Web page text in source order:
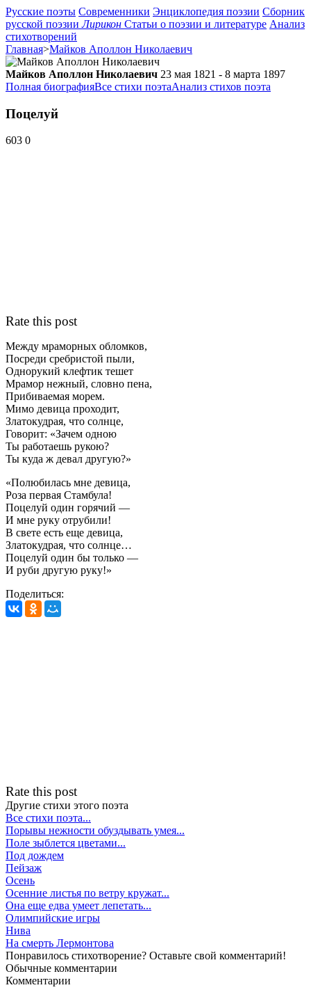
Русские поэты Современники Энциклопедия поэзии Сборник
русской поэзии Лирикон Статьи о поэзии и литературе Анализ
стихотворений
Главная>Майков Аполлон Николаевич
Майков Аполлон Николаевич 23 мая 1821 - 8 марта 1897
Полная биографияВсе стихи поэтаАнализ стихов поэта
Поцелуй
603 0
Rate this post
Между мраморных обломков,
Посреди сребристой пыли,
Однорукий клефтик тешет
Мрамор нежный, словно пена,
Прибиваемая морем.
Мимо девица проходит,
Златокудрая, что солнце,
Говорит: «Зачем одною
Ты работаешь рукою?
Ты куда ж девал другую?»
«Полюбилась мне девица,
Роза первая Стамбула!
Поцелуй один горячий —
И мне руку отрубили!
В свете есть еще девица,
Златокудрая, что солнце…
Поцелуй один бы только —
И руби другую руку!»
Поделиться:
Rate this post
Другие стихи этого поэта
Все стихи поэта...
Порывы нежности обуздывать умея...
Поле зыблется цветами...
Под дождем
Пейзаж
Осень
Осенние листья по ветру кружат...
Она еще едва умеет лепетать...
Олимпийские игры
Нива
На смерть Лермонтова
Понравилось стихотворение? Оставьте свой комментарий!
Обычные комментарии
Комментарии